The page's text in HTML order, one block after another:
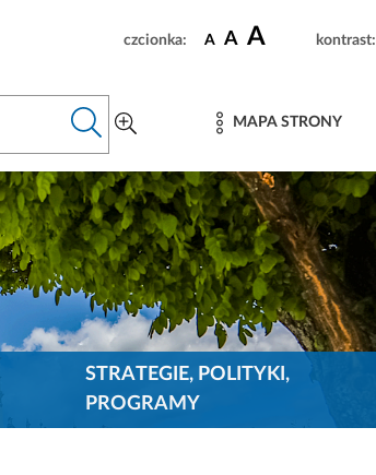
czcionka: A A A kontrast:
MAPA STRONY
STRATEGIE, POLITYKI,
PROGRAMY